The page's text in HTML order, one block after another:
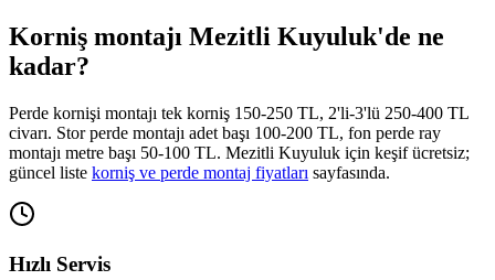
Korniş montajı Mezitli Kuyuluk'de ne
kadar?
Perde kornişi montajı tek korniş 150-250 TL, 2'li-3'lü 250-400 TL
civarı. Stor perde montajı adet başı 100-200 TL, fon perde ray
montajı metre başı 50-100 TL. Mezitli Kuyuluk için keşif ücretsiz;
güncel liste korniş ve perde montaj fiyatları sayfasında.
Hızlı Servis